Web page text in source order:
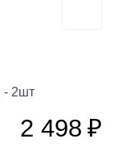
- 2шт
2 498₽